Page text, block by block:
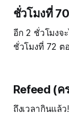
ชั่วโมงที่ 70
อีก 2 ชั่วโมงจ
ชั่วโมงที่ 72 ต
Refeed (ค
ถึงเวลากินแล้